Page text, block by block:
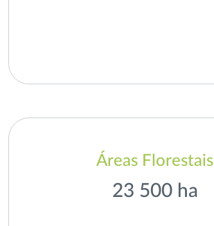
Áreas Florestais
23 500 ha